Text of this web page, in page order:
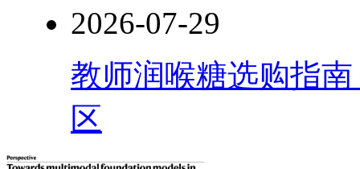
2026-07-29
教师润喉糖选购指
区